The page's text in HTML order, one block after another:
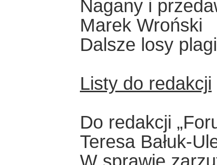
Nagany i
Marek Wroński
Dalsze losy
Listy do redakcji
Do redakcji
Teresa Bałuk-